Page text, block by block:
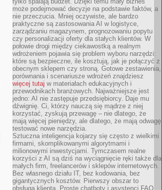
może podejmować decyzje na podstawie faktów, a
nie przeczucia. Mniej oczywiste, ale bardzo
praktyczne są zastosowania AI w logistyce,
zarządzaniu magazynem, prognozowaniu popytu
czy personalizacji oferty dla stałych klientów. W
połowie drogi między ciekawostką a realnym
wdrożeniem pojawia się problem wyboru narzędzi:
które są bezpieczne, ile kosztują, jak je połączyć z
obecnym sklepem czy stroną. Gotowe zestawienia,
porównania i scenariusze wdrożeń znajdziesz
więcej tutaj w materiałach edukacyjnych i
przewodnikach branżowych. Najważniejsze jest
jedno: AI nie zastępuje przedsiębiorcy. Daje mu
dźwignię. Ci, którzy nauczą się mądrze z niej
korzystać, zyskują przewagę – nie dlatego, że
mają więcej pieniędzy, ale dlatego, że mają odwagę
testować nowe narzędzia.
Sztuczna inteligencja kojarzy się często z wielkimi
firmami, skomplikowanymi algorytmami i
milionowymi inwestycjami. Tymczasem realne
korzyści z AI są dziś na wyciągnięcie ręki także dla
małych firm, freelancerów i sklepów internetowych.
Bez własnego działu IT, bez kodowania, bez
gigantycznych kosztów. Pierwszy obszar to
obsługa klienta. Proste chatboty i asystenci FAQ